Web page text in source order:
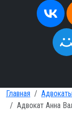
Главная Адвокаты
Адвокат Анна